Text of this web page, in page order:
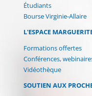
Étudiants
Bourse Virginie-Allaire
L'ESPACE
Formations offertes
Conférences,
Vidéothèque
SOUTIEN AUX